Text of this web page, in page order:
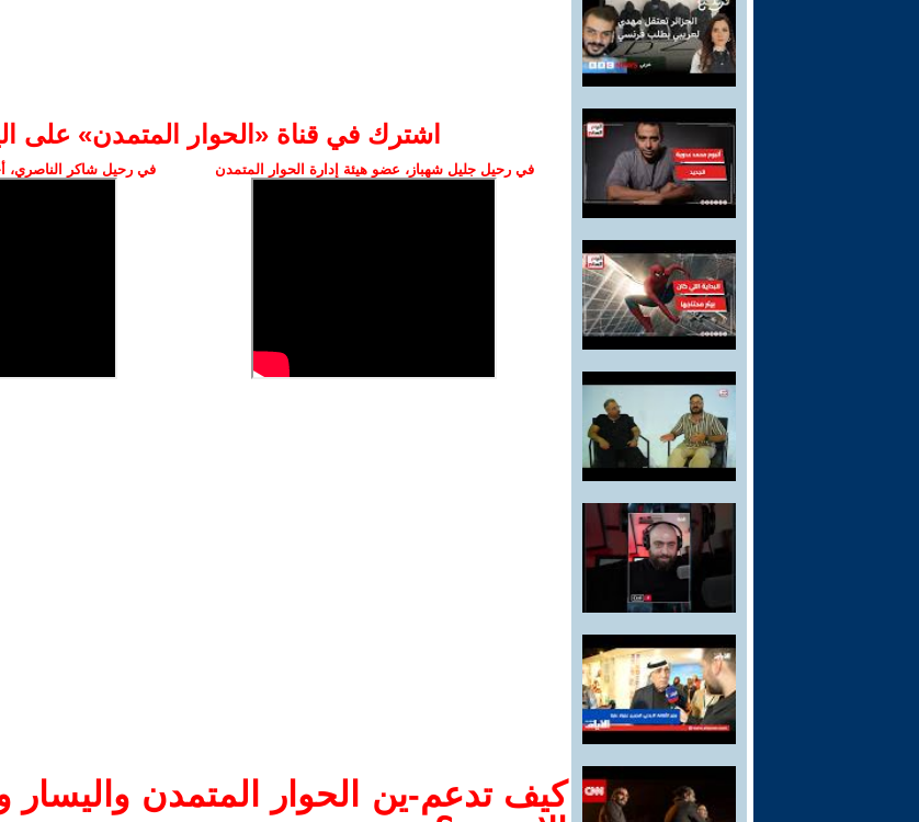
اشترك في قناة ‫«الحوار المتمدن» على
في رحيل جليل شهباز، عضو هيئة إدارة الحوار المتمدن في رحيل شاكر الناصري،
كيف تدعم-ين الحوار المتمدن واليسار